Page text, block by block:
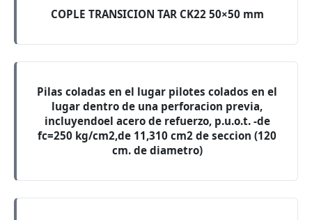
COPLE TRANSICION TAR CK22 50×50 mm
Pilas coladas en el lugar pilotes colados en el
lugar dentro de una perforacion previa,
incluyendoel acero de refuerzo, p.u.o.t. -de
fc=250 kg/cm2,de 11,310 cm2 de seccion (120
cm. de diametro)